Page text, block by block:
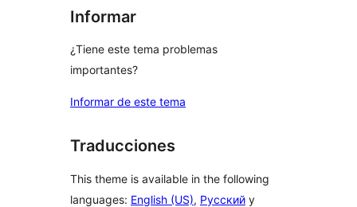
Informar
¿Tiene este tema problemas
importantes?
Informar de este tema
Traducciones
This theme is available in the following
languages: English (US), Русский y